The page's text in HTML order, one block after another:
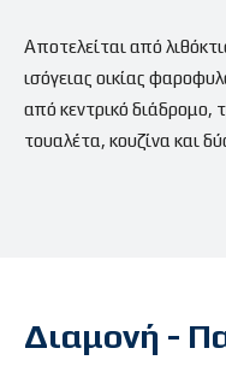
Αποτελείται από
ισόγειας οικίας
από κεντρικό
τουαλέτα, κουζίνα και
Διαμονή -